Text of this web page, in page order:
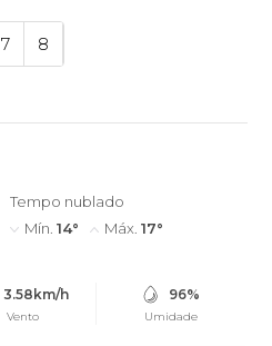
7 8
Tempo nublado
Mín. 14° Máx. 17°
3.58km/h
Vento
96%
Umidade